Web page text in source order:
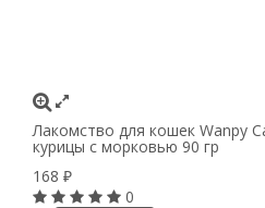
Лакомство для кошек Wanpy
курицы с морковью 90 гр
168 ₽
0